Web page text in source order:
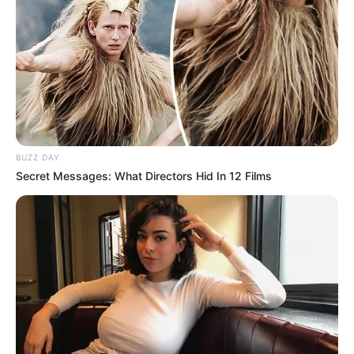
തവനൂര്‍ മണ്ഡലത്തില്‍ പ്പെട്ട തൃപ്രങ്ങോട്
പെരുന്നല്ലൂര്‍ അങ്ങാടിയിലാണ് ലീഗിന്റെ
മനുഷ്യത്വമില്ലാത്ത പ്രവൃത്തി നടന്നത്.
ഭീകരസംഘടനയായ താലിബാൻ നടപ്പിലാക്കുന്ന
ക്രൂരമായ രീതികളാണ് ലീഗ് പ്രവർത്തകർ
മലപ്പുറത്ത് പിന്തുടരുന്നതെന്ന വിമർശനം
ഇതിനോടകം ഉയർന്നു കഴിഞ്ഞു. സമാധാനപരമായ
മൃഗീയമായ രീതിയിലാണ് രാഷ്‌ട്രീയ വിജയം
ആഘോഷിക്കപ്പെട്ടത്. തോറ്റ സ്ഥാനാർത്ഥിയോടുള്ള
രാഷ്‌ട്രീയ വൈരാഗ്യം തീർക്കാൻ മിണ്ടാപ്രാണിയായ
ആടിനെ കഴുത്തറുത്ത് കൊന്നത് സാംസ്കാരിക
കേരളത്തിന് ഞെട്ടലുണ്ടാക്കിയിട്ടുണ്ട്. സമാനമായി
കാസർഗോഡ് എൻഡിഎ സ്ഥാനാർത്ഥി കെ.
സുരേന്ദ്രന്റെ ഫ്ലെക്സ് ബോർഡുകൾക്ക് നേരെ
BUZZ DAY
Secret Messages: What Directors Hid In 12 Films